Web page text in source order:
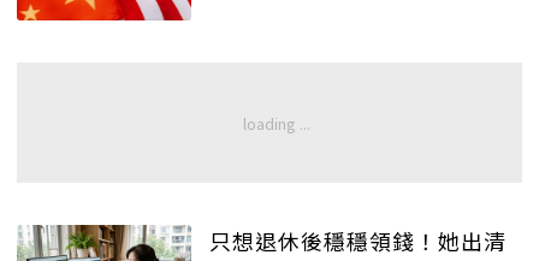
只想退休後穩穩領錢！她出清